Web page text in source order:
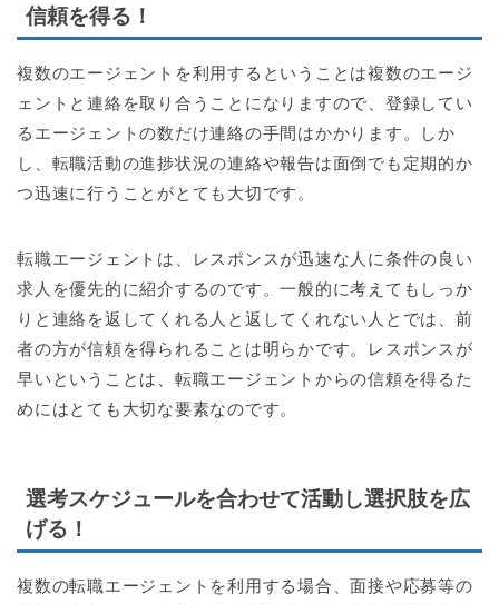
信頼を得る！
複数のエージェントを利用するということは複数のエージ
ェントと連絡を取り合うことになりますので、登録してい
るエージェントの数だけ連絡の手間はかかります。しか
し、転職活動の進捗状況の連絡や報告は面倒でも定期的か
つ迅速に行うことがとても大切です。
転職エージェントは、レスポンスが迅速な人に条件の良い
求人を優先的に紹介するのです。一般的に考えてもしっか
りと連絡を返してくれる人と返してくれない人とでは、前
者の方が信頼を得られることは明らかです。レスポンスが
早いということは、転職エージェントからの信頼を得るた
めにはとても大切な要素なのです。
選考スケジュールを合わせて活動し選択肢を広
げる！
複数の転職エージェントを利用する場合、面接や応募等の